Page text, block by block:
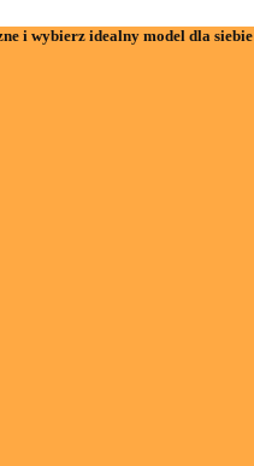
i wybierz idealny model dla siebie